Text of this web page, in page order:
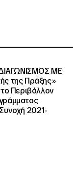
ΜΕ
της Πράξης»
Περιβάλλον
2021-